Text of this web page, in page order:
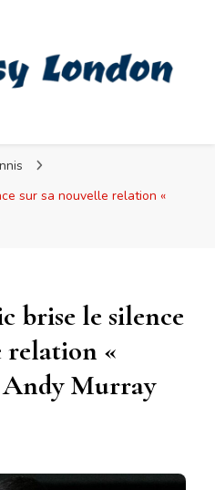
sur sa nouvelle relation «
brise le silence
relation «
Andy Murray